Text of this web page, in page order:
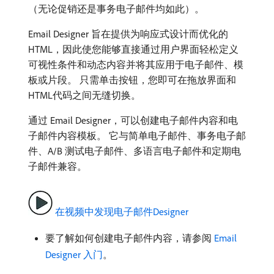
（无论促销还是事务电子邮件均如此）。
Email Designer 旨在提供为响应式设计而优化的
HTML，因此使您能够直接通过用户界面轻松定义
可视性条件和动态内容并将其应用于电子邮件、模
板或片段。 只需单击按钮，您即可在拖放界面和
HTML代码之间无缝切换。
通过 Email Designer，可以创建电子邮件内容和电
子邮件内容模板。 它与简单电子邮件、事务电子邮
件、A/B 测试电子邮件、多语言电子邮件和定期电
子邮件兼容。
在视频中发现电子邮件Designer
要了解如何创建电子邮件内容，请参阅 Email
Designer 入门。